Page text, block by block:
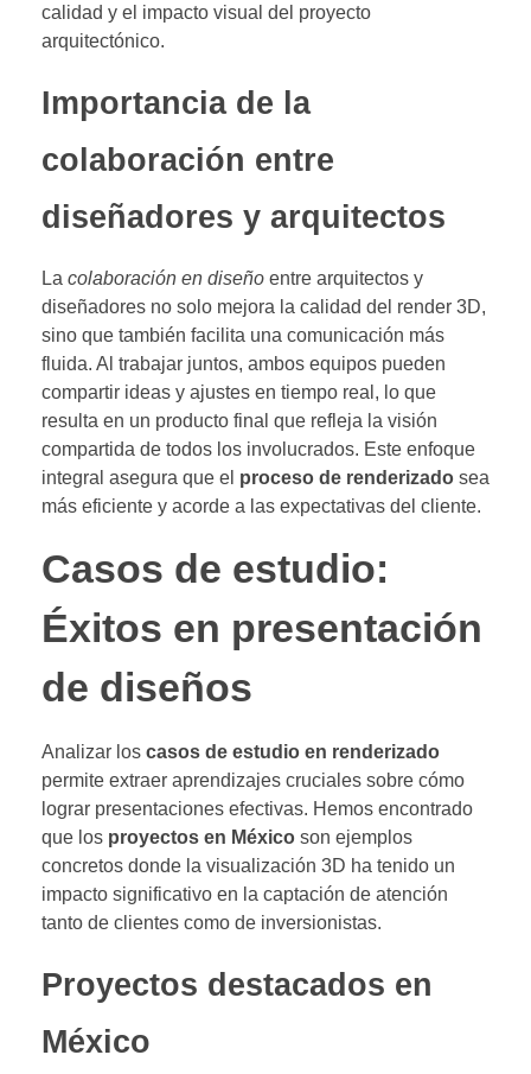
calidad y el impacto visual del proyecto
arquitectónico.
Importancia de la
colaboración entre
diseñadores y arquitectos
La colaboración en diseño entre arquitectos y
diseñadores no solo mejora la calidad del render 3D,
sino que también facilita una comunicación más
fluida. Al trabajar juntos, ambos equipos pueden
compartir ideas y ajustes en tiempo real, lo que
resulta en un producto final que refleja la visión
compartida de todos los involucrados. Este enfoque
integral asegura que el proceso de renderizado sea
más eficiente y acorde a las expectativas del cliente.
Casos de estudio:
Éxitos en presentación
de diseños
Analizar los casos de estudio en renderizado
permite extraer aprendizajes cruciales sobre cómo
lograr presentaciones efectivas. Hemos encontrado
que los proyectos en México son ejemplos
concretos donde la visualización 3D ha tenido un
impacto significativo en la captación de atención
tanto de clientes como de inversionistas.
Proyectos destacados en
México